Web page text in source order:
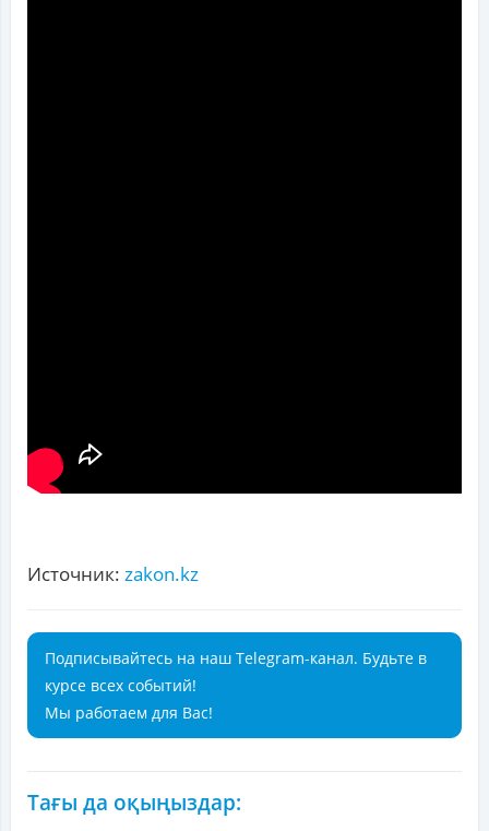
Источник: zakon.kz
Подписывайтесь на наш Telegram-канал. Будьте в
курсе всех событий!
Мы работаем для Вас!
Тағы да оқыңыздар: